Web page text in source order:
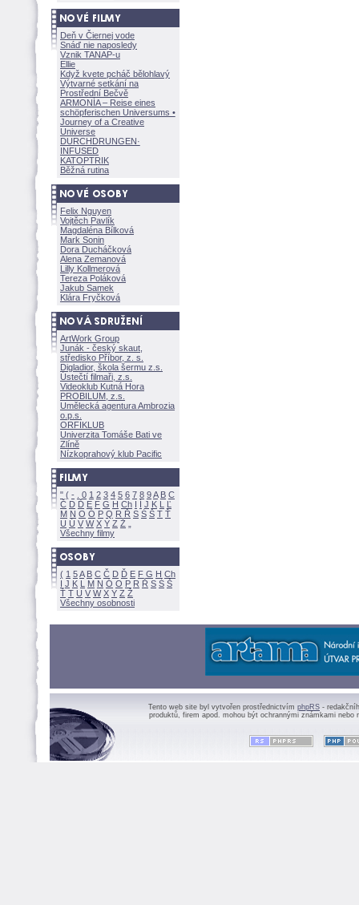
Deň v Čiernej vode
Snáď nie naposledy
Vznik TANAP-u
Ellie
Když kvete pcháč bělohlavý
Výtvarné setkání na
Prostřední Bečvě
ARMONÍA – Reise eines
schöpferischen Universums •
Journey of a Creative
Universe
DURCHDRUNGEN·
INFUSED
KATOPTRIK
Běžná rutina
Felix Nguyen
Vojtěch Pavlík
Magdaléna Bílkov
Mark Sonin
Dora Ducháčkov
Alena Zemanov
Lilly Kollmerov
Tereza Polákov
Jakub Samek
Klára Fryčkov
ArtWork Group
Junák - český skaut,
středisko Příbor, z. s.
Digladior, škola šermu z.s.
Ústečtí filmaři, z.s.
Videoklub Kutná Hora
PROBILUM, z.s.
Umělecká agentura Ambrozia
o.p.s.
ORFIKLUB
Univerzita Tomáše Bati ve
Zlíně
Nízkoprahový klub Pacific
" ( - 0 1 2 3 4 5 6 7 8 9A B C
Č D Ď E F G H Ch I Í J K L
Ľ
M N O Ó P Q R Ř S Ś T Ť
U Ú V W X Y Z
Všechny filmy
( 1 5A B C Č D Ď E F G H Ch
I J K L M N Ó O P R Ř S Ś
Ť T U V W X Y Z
Všechny osobnosti
Tento web site byl vytvořen prostřednictvím phpRS -
produktů, firem apod. mohou být ochrannými známkami